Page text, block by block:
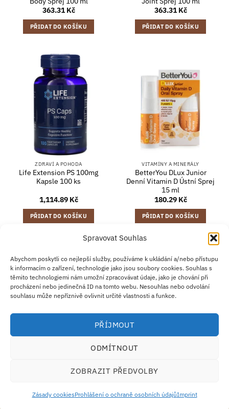
Spravovat Souhlas
Abychom poskytli co nejlepší služby, používáme k ukládání a/nebo přístupu
k informacím o zařízení, technologie jako jsou soubory cookies. Souhlas s
těmito technologiemi nám umožní zpracovávat údaje, jako je chování při
procházení nebo jedinečná ID na tomto webu. Nesouhlas nebo odvolání
souhlasu může nepříznivě ovlivnit určité vlastnosti a funkce.
PŘÍJMOUT
ODMÍTNOUT
ZOBRAZIT PŘEDVOLBY
Zásady cookiesProhlášení o ochraně osobních údajůImprint
363.31Kč
PŘIDAT DO KOŠÍKU
363.31Kč
PŘIDAT DO KOŠÍKU
ZDRAVÍ A POHODA
Life Extension PS 100mg
Kapsle 100 ks
1,114.89 Kč
PŘIDAT DO KOŠÍKU
VITAMÍNY A MINERÁLY
BetterYou DLux Junior
Denní Vitamin D Ústní Sprej
15 ml
180.29 Kč
PŘIDAT DO KOŠÍKU
Credit
Card
2
Klarna
Apple
Pay
Google
Pay
PayPal
ZÁSADY DOPRAVY
ZÁSADY VRÁCENÍ ZBOŽÍ
OBCHODNÍ PODMÍNKY
KONTAKT O NÁS B2B
IMPRINT
OMEZENÍ ODPOVĚDNOSTI
ZÁSADY COOKIES
Antim I Street, No. 14, fl. 2, law office, 1303 Sofia, Bulharsko
IČO (EIK/UIC/TIN): 207958071 · DIČ DPH: BG207958071
· Email:support@ecosupplements.eu
Provozovatel potravinářského podniku registrovaný u
Česká obchodní inspekce (ČOI)· Řešení přeshraničních sporů:
Doplňky stravy nejsou náhradou za pestrou a vyváženou stravu. Uchovávejte mimo dosah